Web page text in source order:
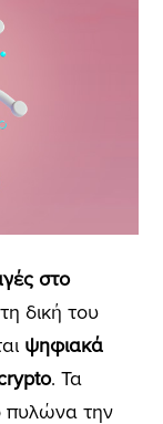
στο
δική του
ψηφιακά
. Τα
πυλώνα την